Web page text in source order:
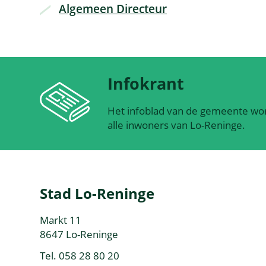
Thema's
Algemeen Directeur
Infokrant
Het infoblad van de gemeente
alle inwoners van Lo-Reninge.
Contact
&
openingsuren
Stad Lo-Reninge
Adres
Markt 11
,8647 Lo-Reninge
Tel. 058 28 80 20